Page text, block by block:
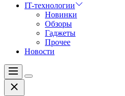
IT-технологии
Новинки
Обзоры
Гаджеты
Прочее
Новости
Меню
Цвет
Закрыть